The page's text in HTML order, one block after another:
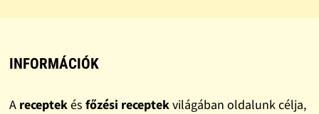
INFORMÁCIÓK
A receptekés főzési receptekvilágában oldalunk célja,